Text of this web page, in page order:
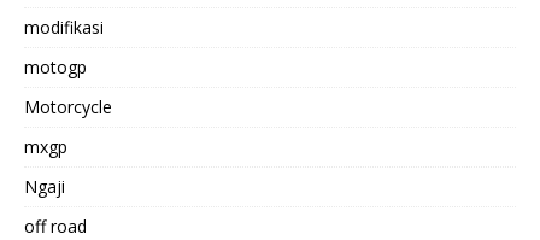
modifikasi
motogp
Motorcycle
mxgp
Ngaji
off road